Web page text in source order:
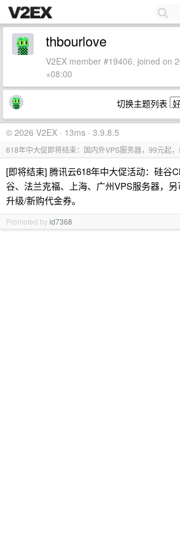
thbourlove
V2EX member #19406, joined on
+08:00
切换主题列表
© 2026 V2EX · 13ms · 3.9.8.5
618年中大促即将结束：国内外VPS服务器，99元起
[即将结束] 腾讯云618年中大促活动：硅谷
谷、法兰克福、上海、广州VPS服务器，
升级/新购代金券。
Promoted byid7368